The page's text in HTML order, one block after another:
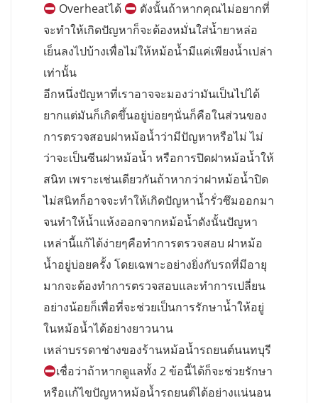
Overheatได้
ดังนั้นถ้าหากคุณไม่อยากที่
จะทำให้เกิดปัญหาก็จะต้องหมั่นใส่น้ำยาหล่อ
เย็นลงไปบ้างเพื่อไม่ให้หม้อน้ำมีแค่เพียงน้ำเปล่า
เท่านั้น
อีกหนึ่งปัญหาที่เราอาจจะมองว่ามันเป็นไปได้
ยากแต่มันก็เกิดขึ้นอยู่บ่อยๆนั่นก็คือในส่วนของ
การตรวจสอบฝาหม้อน้ำว่ามีปัญหาหรือไม่ ไม่
ว่าจะเป็นซีนฝาหม้อน้ำ หรือการปิดฝาหม้อน้ำให้
สนิท เพราะเช่นเดียวกันถ้าหากว่าฝาหม้อน้ำปิด
ไม่สนิทก็อาจจะทำให้เกิดปัญหาน้ำรั่วซึมออกมา
จนทำให้น้ำแห้งออกจากหม้อน้ำดังนั้นปัญหา
เหล่านี้แก้ได้ง่ายๆคือทำการตรวจสอบ ฝาหม้อ
น้ำอยู่บ่อยครั้ง โดยเฉพาะอย่างยิ่งกับรถที่มีอายุ
มากจะต้องทำการตรวจสอบและทำการเปลี่ยน
อย่างน้อยก็เพื่อที่จะช่วยเป็นการรักษาน้ำให้อยู่
ในหม้อน้ำได้อย่างยาวนาน
เหล่าบรรดาช่างของร้านหม้อน้ำรถยนต์นนทบุรี
เชื่อว่าถ้าหากดูแลทั้ง 2 ข้อนี้ได้ก็จะช่วยรักษา
หรือแก้ไขปัญหาหม้อน้ำรถยนต์ได้อย่างแน่นอน